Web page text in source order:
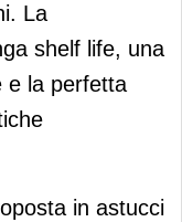
La
shelf life, una
e la perfetta
in astucci